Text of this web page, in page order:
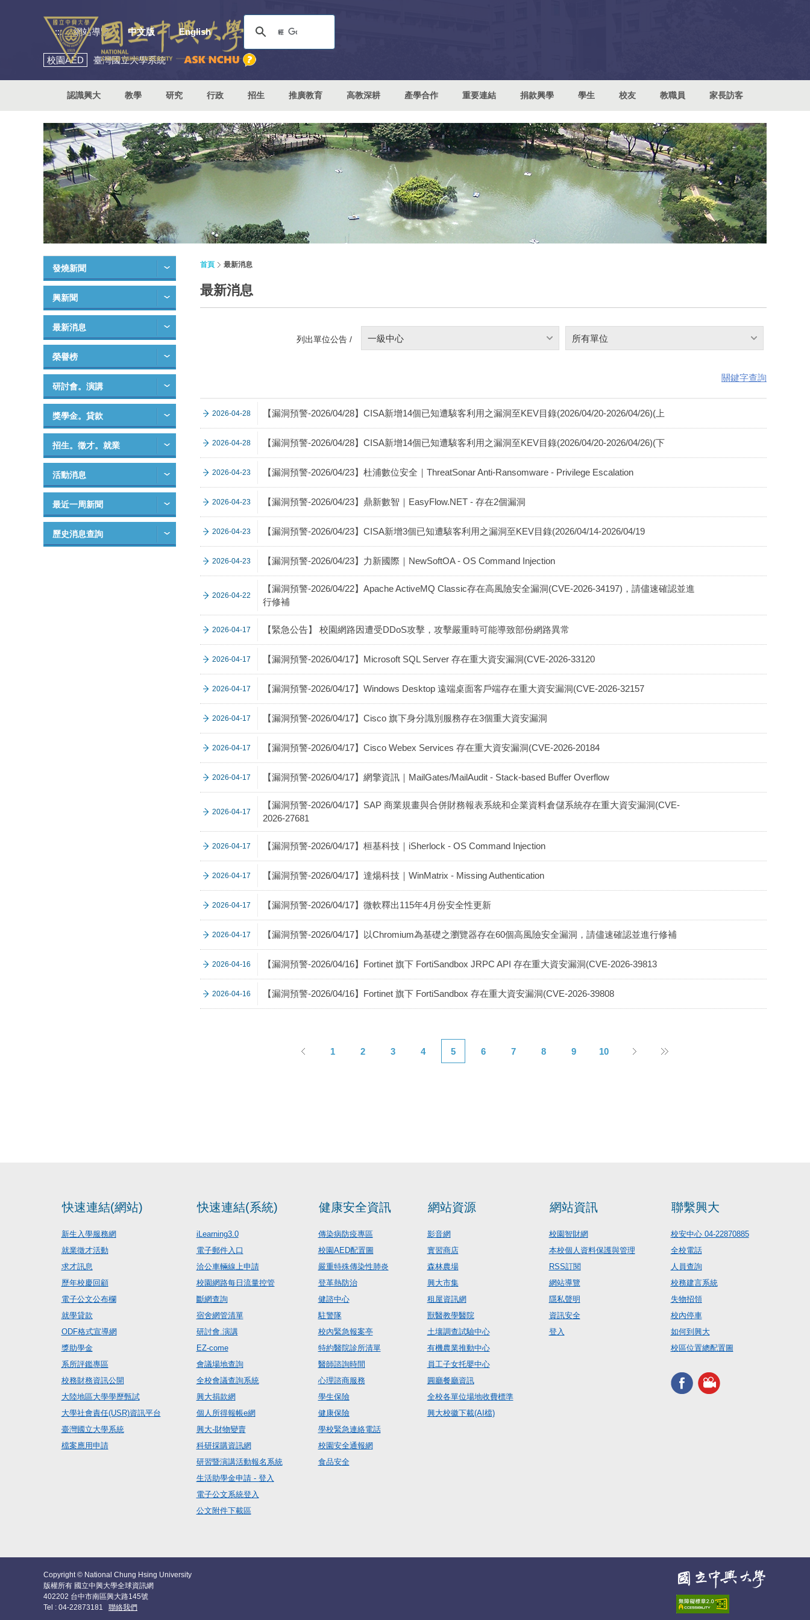
::: 網站導覽 中文版 English
校園AED 臺灣國立大學系統
認識興大 教學 研究 行政 招生 推廣教育 高教深耕 產學合作 重要連結 捐款興學 學生 校友 教職員 家長訪客
發燒新聞
興新聞
最新消息
榮譽榜
研討會。演講
獎學金。貸款
招生。徵才。就業
活動消息
最近一周新聞
歷史消息查詢
首頁 最新消息
最新消息
列出單位公告 / 一級中心 所有單位
關鍵字查詢
2026-04-28 【漏洞預警-2026/04/28】CISA新增14個已知遭駭客利用之漏洞至KEV目錄(2026/04/20-2026/04/26)(上
2026-04-28 【漏洞預警-2026/04/28】CISA新增14個已知遭駭客利用之漏洞至KEV目錄(2026/04/20-2026/04/26)(下
2026-04-23 【漏洞預警-2026/04/23】杜浦數位安全｜ThreatSonar Anti-Ransomware - Privilege Escalation
2026-04-23 【漏洞預警-2026/04/23】鼎新數智｜EasyFlow.NET - 存在2個漏洞
2026-04-23 【漏洞預警-2026/04/23】CISA新增3個已知遭駭客利用之漏洞至KEV目錄(2026/04/14-2026/04/19
2026-04-23 【漏洞預警-2026/04/23】力新國際｜NewSoftOA - OS Command Injection
2026-04-22
【漏洞預警-2026/04/22】Apache ActiveMQ Classic存在高風險安全漏洞(CVE-2026-34197)，請儘速確認並進
行修補
2026-04-17 【緊急公告】 校園網路因遭受DDoS攻擊，攻擊嚴重時可能導致部份網路異常
2026-04-17 【漏洞預警-2026/04/17】Microsoft SQL Server 存在重大資安漏洞(CVE-2026-33120
2026-04-17 【漏洞預警-2026/04/17】Windows Desktop 遠端桌面客戶端存在重大資安漏洞(CVE-2026-32157
2026-04-17 【漏洞預警-2026/04/17】Cisco 旗下身分識別服務存在3個重大資安漏洞
2026-04-17 【漏洞預警-2026/04/17】Cisco Webex Services 存在重大資安漏洞(CVE-2026-20184
2026-04-17 【漏洞預警-2026/04/17】網擎資訊｜MailGates/MailAudit - Stack-based Buffer Overflow
2026-04-17
【漏洞預警-2026/04/17】SAP 商業規畫與合併財務報表系統和企業資料倉儲系統存在重大資安漏洞(CVE-
2026-27681
2026-04-17 【漏洞預警-2026/04/17】桓基科技｜iSherlock - OS Command Injection
2026-04-17 【漏洞預警-2026/04/17】達煬科技｜WinMatrix - Missing Authentication
2026-04-17 【漏洞預警-2026/04/17】微軟釋出115年4月份安全性更新
2026-04-17 【漏洞預警-2026/04/17】以Chromium為基礎之瀏覽器存在60個高風險安全漏洞，請儘速確認並進行修補
2026-04-16 【漏洞預警-2026/04/16】Fortinet 旗下 FortiSandbox JRPC API 存在重大資安漏洞(CVE-2026-39813
2026-04-16 【漏洞預警-2026/04/16】Fortinet 旗下 FortiSandbox 存在重大資安漏洞(CVE-2026-39808
1 2 3 4 5 6 7 8 9 10
快速連結(網站)
新生入學服務網
就業徵才活動
求才訊息
歷年校慶回顧
電子公文公布欄
就學貸款
ODF格式宣導網
獎助學金
系所評鑑專區
校務財務資訊公開
大陸地區大學學歷甄試
大學社會責任(USR)資訊平台
臺灣國立大學系統
檔案應用申請
快速連結(系統)
iLearning3.0
電子郵件入口
洽公車輛線上申請
校園網路每日流量控管
斷網查詢
宿舍網管清單
研討會.演講
EZ-come
會議場地查詢
全校會議查詢系統
興大捐款網
個人所得報帳e網
興大-財物變賣
科研採購資訊網
研習暨演講活動報名系統
生活助學金申請 - 登入
電子公文系統登入
公文附件下載區
健康安全資訊
傳染病防疫專區
校園AED配置圖
嚴重特殊傳染性肺炎
登革熱防治
健諮中心
駐警隊
校內緊急報案亭
特約醫院診所清單
醫師諮詢時間
心理諮商服務
學生保險
健康保險
學校緊急連絡電話
校園安全通報網
食品安全
網站資源
影音網
實習商店
森林農場
興大市集
租屋資訊網
獸醫教學醫院
土壤調查試驗中心
有機農業推動中心
員工子女托嬰中心
圓廳餐廳資訊
全校各單位場地收費標準
興大校徽下載(AI檔)
網站資訊
校園智財網
本校個人資料保護與管理
RSS訂閱
網站導覽
隱私聲明
資訊安全
登入
聯繫興大
校安中心 04-22870885
全校電話
人員查詢
校務建言系統
失物招領
校內停車
如何到興大
校區位置總配置圖
Copyright © National Chung Hsing University
版權所有 國立中興大學全球資訊網
402202 台中市南區興大路145號
Tel : 04-22873181 聯絡我們